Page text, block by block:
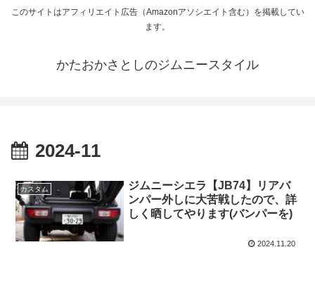
このサイトはアフィリエイト広告（Amazonアソシエイト含む）を掲載してい
ます。
かたおかさとしのジムニースタイル
2024-11
カスタム
ジムニーシエラ【JB74】リアバ
ンパー外しに大苦戦したので、詳
しく晒してやります(バンパーを)
2024.11.20